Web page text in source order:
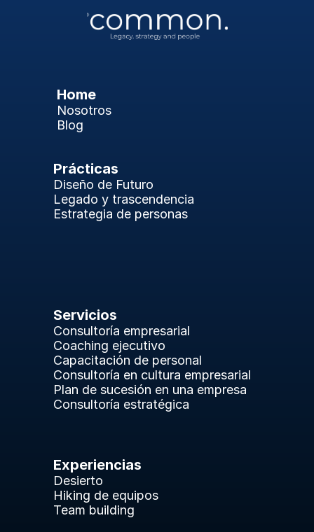
Home
Nosotros
Blog
Prácticas
Diseño de Futuro
Legado y trascendencia
Estrategia de personas
Servicios
Consultoría empresarial
Coaching ejecutivo
Capacitación de personal
Consultoría en cultura empresarial
Plan de sucesión en una empresa
Consultoría estratégica
Experiencias
Desierto
Hiking de equipos
Team building